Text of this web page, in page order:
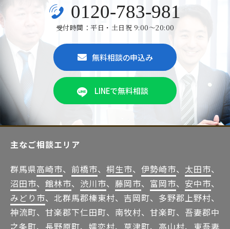
0120-783-981
受付時間：平日・土日祝 9:00～20:00
無料相談の申込み
LINEで無料相談
主なご相談エリア
群馬県高崎市、 前橋市、 桐生市、 伊勢崎市、 太田市、
沼田市、 館林市、 渋川市、 藤岡市、 富岡市、 安中市、
みどり市、北群馬郡榛東村、吉岡町、多野郡上野村、
神流町、甘楽郡下仁田町、南牧村、甘楽町、吾妻郡中
之条町、長野原町、嬬恋村、草津町、高山村、東吾妻